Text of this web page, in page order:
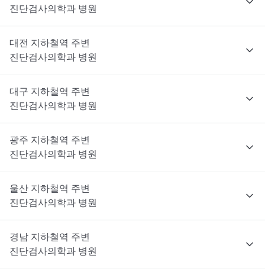
진단검사의학과 병원
대전 지하철역 주변
진단검사의학과 병원
대구 지하철역 주변
진단검사의학과 병원
광주 지하철역 주변
진단검사의학과 병원
울산 지하철역 주변
진단검사의학과 병원
경남 지하철역 주변
진단검사의학과 병원